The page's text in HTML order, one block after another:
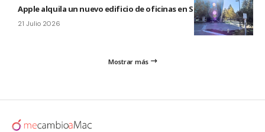
Apple alquila un nuevo edificio de oficinas en Sunnyvale
21 Julio 2026
Mostrar más